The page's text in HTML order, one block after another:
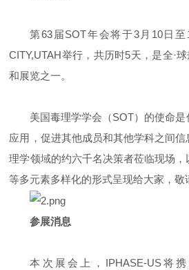
第63届SOT年会将于3月10日至
CITY,UTAH举行，共历时5天，是全·
和展览之一。
美国毒理学学会（SOT）的使命
应用，促进其他成员和其他学科之间
理学领域的约六千名决策者莅临现场
等多元素多样化的形式呈现给大家，敬
参展消息
本次展会上，IPHASE-US将